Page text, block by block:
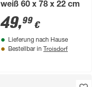
weiß 60 x 78 x 22 cm
49,99 €
Lieferung nach Hause
Bestellbar in Troisdorf